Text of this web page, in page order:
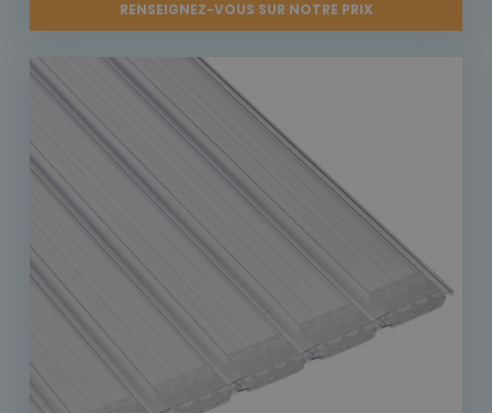
RENSEIGNEZ-VOUS SUR NOTRE PRIX